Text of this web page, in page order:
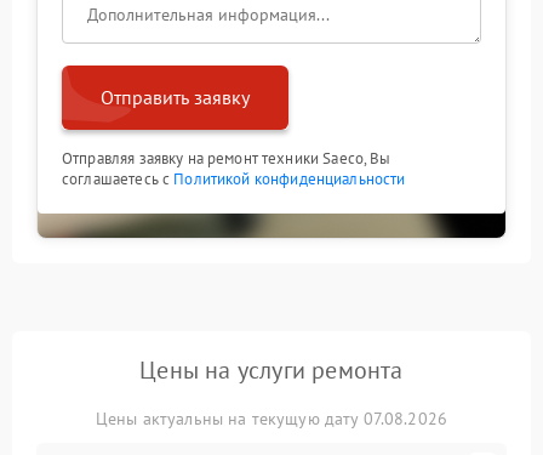
очистку носика и внутренних каналов от накипи и
загрязнений;
замену изношенных уплотнителей и поврежденных
элементов;
тестирование работы кофемашины после
завершения работ.
Своевременное обращение в сервис FIX-SAECO
позволит устранить причину утечки и вернуть
Отправить заявку
Отправляя заявку на ремонт техники Saeco, Вы
соглашаетесь с Политикой конфиденциальности
Цены на услуги ремонта
Цены актуальны на текущую дату 07.08.2026